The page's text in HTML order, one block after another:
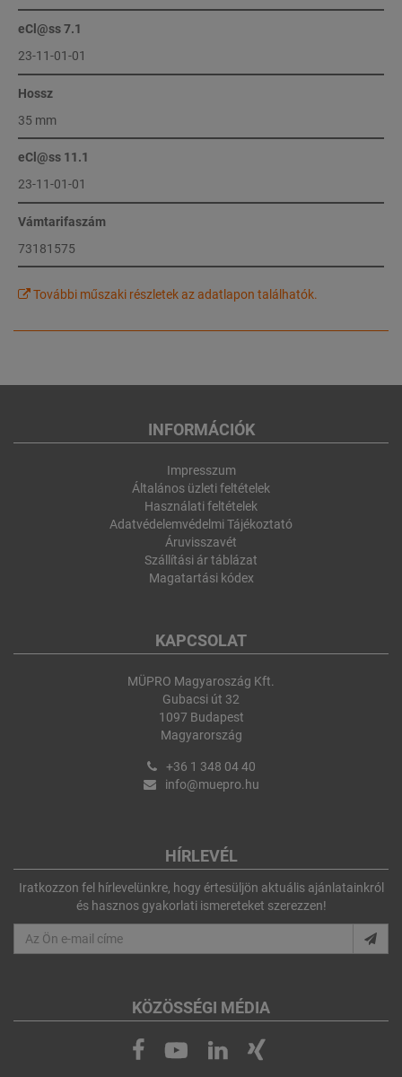
eCl@ss 7.1
23-11-01-01
Hossz
35 mm
eCl@ss 11.1
23-11-01-01
Vámtarifaszám
73181575
További műszaki részletek az adatlapon találhatók.
INFORMÁCIÓK
Impresszum
Általános üzleti feltételek
Használati feltételek
Adatvédelemvédelmi Tájékoztató
Áruvisszavét
Szállítási ár táblázat
Magatartási kódex
KAPCSOLAT
MÜPRO Magyaroszág Kft.
Gubacsi út 32
1097 Budapest
Magyarország
+36 1 348 04 40
info@muepro.hu
HÍRLEVÉL
Iratkozzon fel hírlevelünkre, hogy értesüljön aktuális ajánlatainkról
és hasznos gyakorlati ismereteket szerezzen!
KÖZÖSSÉGI MÉDIA